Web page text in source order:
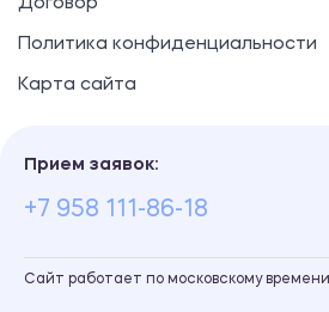
Договор
Политика конфиденциальности
Карта сайта
Прием заявок:
+7 958 111-86-18
Сайт работает по московскому времени